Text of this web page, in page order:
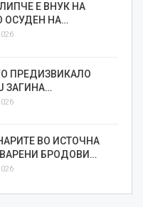
Е ВНУК НА
ОСУДЕН НА…
ПРЕДИЗВИКАЛО
ЗАГИНА…
ВО ИСТОЧНА
БРОДОВИ…